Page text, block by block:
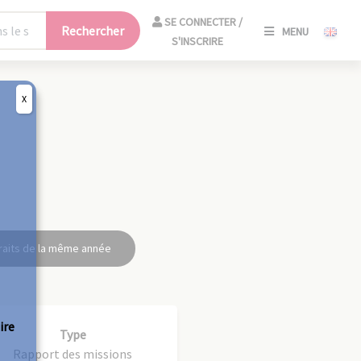
Rechercher
SE CONNECTER /
S'INSCRIRE
MENU
de la même année
Type
Rapport des missions
X